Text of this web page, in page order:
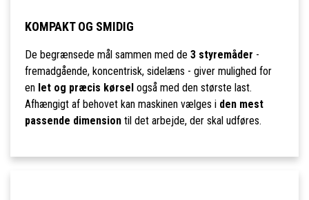
KOMPAKT OG SMIDIG
De begrænsede mål sammen med de 3 styremåder -
fremadgående, koncentrisk, sidelæns - giver mulighed for
en let og præcis kørsel også med den største last.
Afhængigt af behovet kan maskinen vælges i den mest
passende dimensiontil det arbejde, der skal udføres.